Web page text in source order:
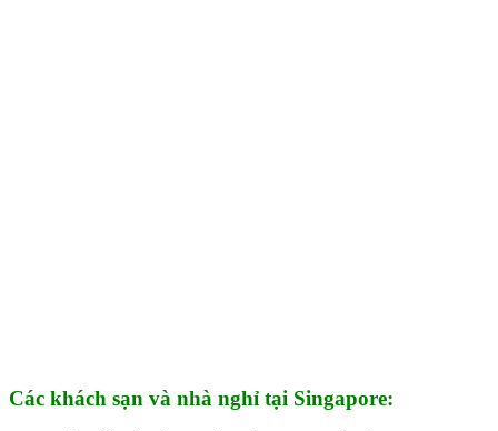
Các khách sạn và nhà nghỉ tại Singapore: